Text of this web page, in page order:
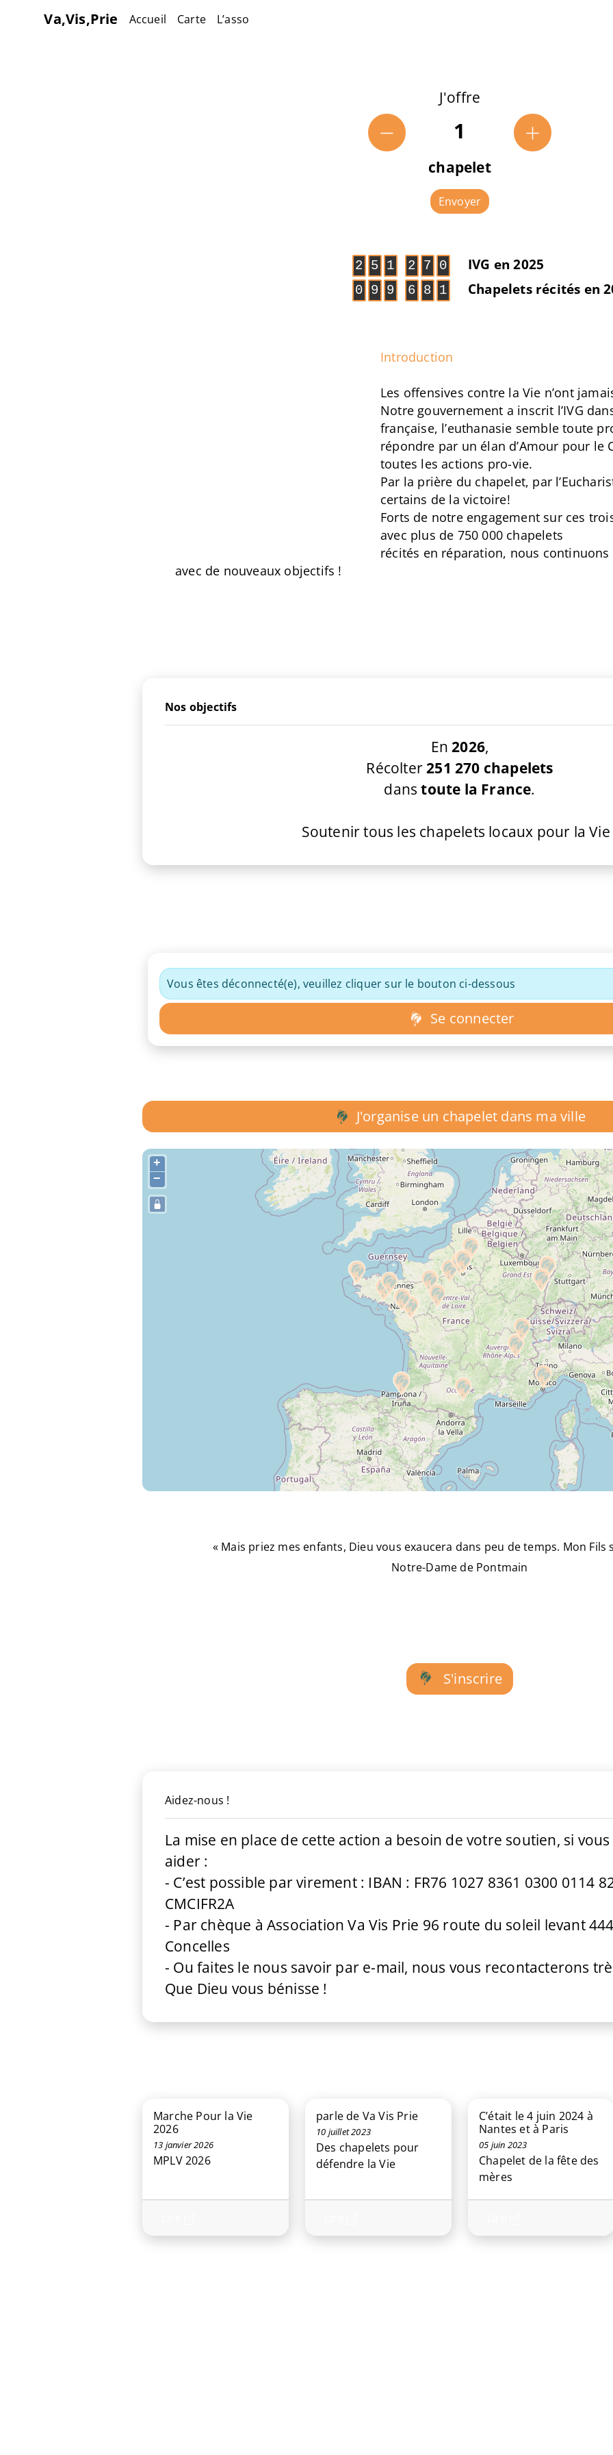
Va,Vis,Prie Accueil Carte L’asso
J'offre
1
chapelet
Envoyer
2 5 1 2 7 0 IVG en 2025
0 9 9 6 8 1 Chapelets récités en
Introduction
Les offensives contre la Vie n’ont
Notre gouvernement a inscrit l’IVG
française, l’euthanasie semble toute
répondre par un élan d’Amour pour le
toutes les actions pro-vie.
Par la prière du chapelet, par
certains de la victoire!
Forts de notre engagement sur ces
avec plus de 750 000 chapelets
récités en réparation, nous
avec de nouveaux objectifs !
Nos objectifs
En2026,
Récolter251 270 chapelets
danstoute la France.
Soutenir tous les chapelets locaux pour la Vie
Vous êtes déconnecté(e), veuillez cliquer sur le bouton ci-dessous
Se connecter
J'organise un chapelet dans ma ville
+
−
« Mais priez mes enfants, Dieu vous exaucera dans peu de temps. Mon Fils
Notre-Dame de Pontmain
S'inscrire
Aidez-nous !
La mise en place de cette action a besoin de votre soutien, si
aider :
- C’est possible par virement : IBAN : FR76 1027 8361 0300 0114
CMCIFR2A
- Par chèque à Association Va Vis Prie 96 route du soleil levant
Concelles
- Ou faites le nous savoir par e-mail, nous vous recontacterons
Que Dieu vous bénisse !
Marche Pour la Vie
2026
13 janvier 2026
MPLV 2026
parle de Va Vis Prie
10 juillet 2023
Des chapelets pour
défendre la Vie
C’était le 4 juin 2024 à
Nantes et à Paris
05 juin 2023
Chapelet de la fête des
mères